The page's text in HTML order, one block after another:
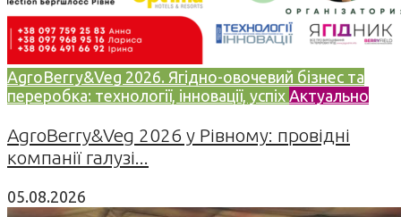
AgroBerry&Veg 2026. Ягідно-овочевий бізнес та
переробка: технології, інновації, успіх Актуально
AgroBerry&Veg 2026 у Рівному: провідні
компанії галузі...
05.08.2026